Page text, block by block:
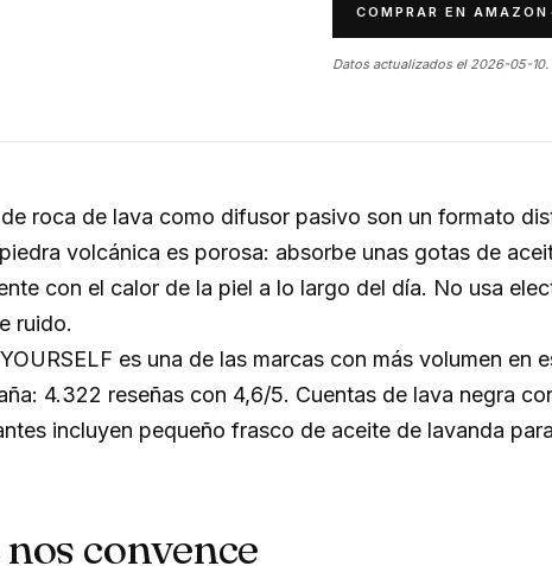
COMPRAR EN AMAZON
Datos actualizados el 2026-05-
roca de lava como difusor pasivo son un formato
volcánica es porosa: absorbe unas gotas de
con el calor de la piel a lo largo del día. No usa
ruido.
es una de las marcas con más volumen en
4.322 reseñas con 4,6/5. Cuentas de lava negra
incluyen pequeño frasco de aceite de lavanda
convence